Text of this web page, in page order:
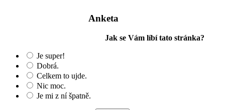
Anketa
Jak se Vám líbí tato stránka?
Je super!
Dobrá.
Celkem to ujde.
Nic moc.
Je mi z ní špatně.